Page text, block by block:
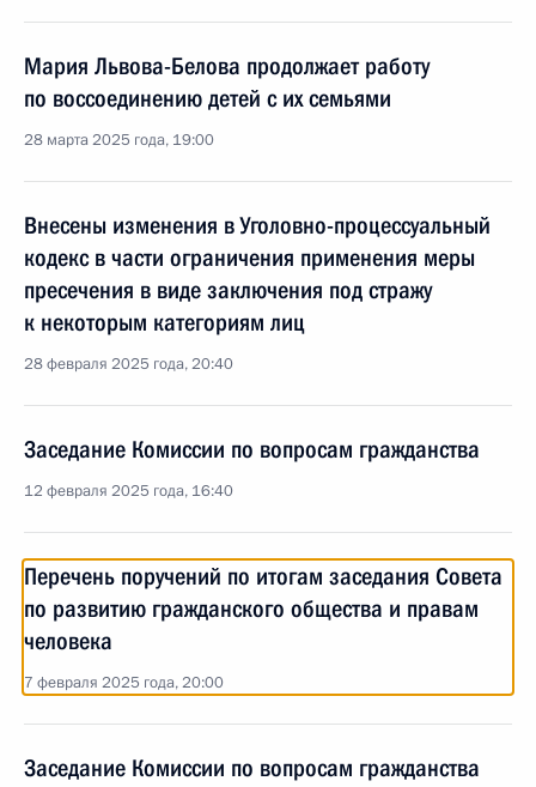
Мария Львова-Белова продолжает работу
по воссоединению детей с их семьями
28 марта 2025 года, 19:00
Внесены изменения в Уголовно-процессуальный
кодекс в части ограничения применения меры
пресечения в виде заключения под стражу
к некоторым категориям лиц
28 февраля 2025 года, 20:40
Заседание Комиссии по вопросам гражданства
12 февраля 2025 года, 16:40
Перечень поручений по итогам заседания Совета
по развитию гражданского общества и правам
человека
7 февраля 2025 года, 20:00
Заседание Комиссии по вопросам гражданства